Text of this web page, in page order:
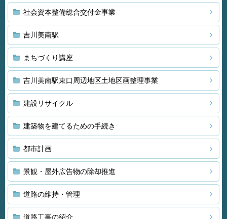
社会資本整備総合交付金事業
吉川美南駅
まちづくり講座
吉川美南駅東口周辺地区土地区画整理事業
建設リサイクル
建築物を建てるための手続き
都市計画
景観・屋外広告物の除却推進
道路の維持・管理
道路工事の紹介